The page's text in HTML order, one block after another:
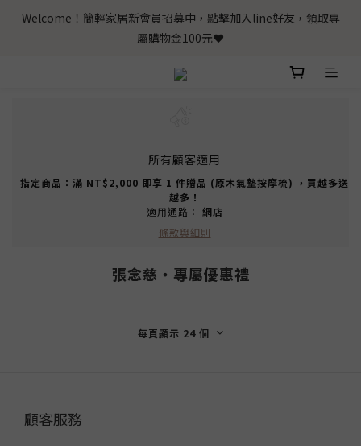
Welcome！簡輕家居新會員招募中，點擊加入line好友，領取專
屬購物金100元❤️
所有顧客適用
指定商品：滿 NT$2,000 即享 1 件贈品 (原木氣墊按摩梳) ，買越多送
越多！
適用通路： 網店
條款與細則
張念慈‧專屬優惠禮
每頁顯示 24 個
顧客服務